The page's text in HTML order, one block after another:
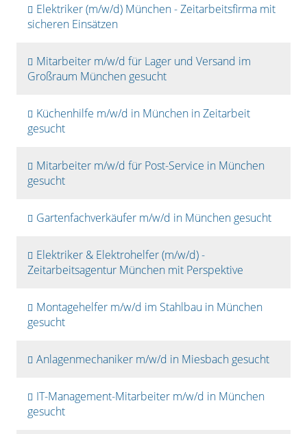
Elektriker (m/w/d) München - Zeitarbeitsfirma mit
sicheren Einsätzen
Mitarbeiter m/w/d für Lager und Versand im
Großraum München gesucht
Küchenhilfe m/w/d in München in Zeitarbeit
gesucht
Mitarbeiter m/w/d für Post-Service in München
gesucht
Gartenfachverkäufer m/w/d in München gesucht
Elektriker & Elektrohelfer (m/w/d) -
Zeitarbeitsagentur München mit Perspektive
Montagehelfer m/w/d im Stahlbau in München
gesucht
Anlagenmechaniker m/w/d in Miesbach gesucht
IT-Management-Mitarbeiter m/w/d in München
gesucht